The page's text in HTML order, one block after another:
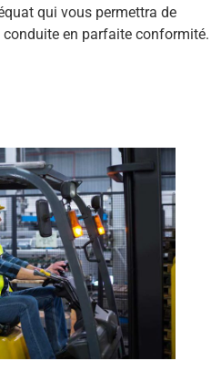
qui vous permettra de
en parfaite conformité.